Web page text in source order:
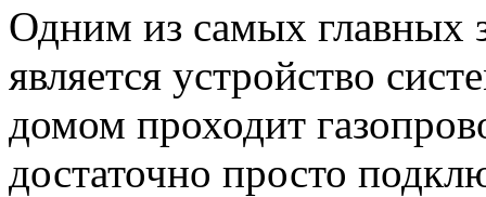
Одним из самых главных
является устройство
домом проходит
достаточно просто